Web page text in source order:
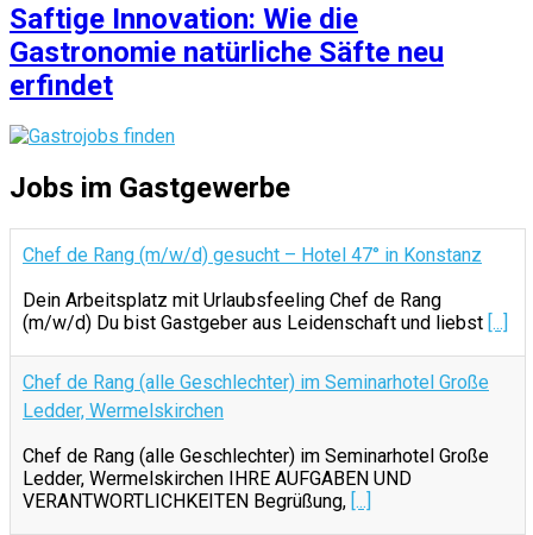
Saftige Innovation: Wie die
Gastronomie natürliche Säfte neu
erfindet
Jobs im Gastgewerbe
Chef de Rang (m/w/d) gesucht – Hotel 47° in Konstanz
Dein Arbeitsplatz mit Urlaubsfeeling Chef de Rang
(m/w/d) Du bist Gastgeber aus Leidenschaft und liebst [...]
Chef de Rang (alle Geschlechter) im Seminarhotel Große
Ledder, Wermelskirchen
Chef de Rang (alle Geschlechter) im Seminarhotel Große
Ledder, Wermelskirchen IHRE AUFGABEN UND
VERANTWORTLICHKEITEN Begrüßung, [...]